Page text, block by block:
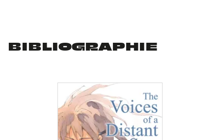
BIBLIOGRAPHIE